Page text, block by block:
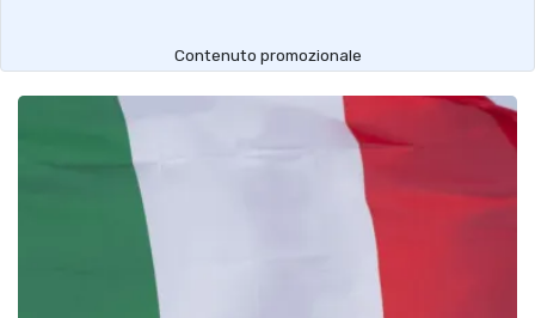
Contenuto promozionale